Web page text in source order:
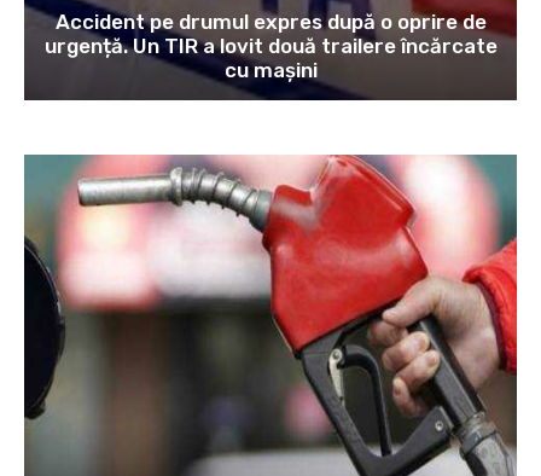
Accident pe drumul expres după o oprire de
urgență. Un TIR a lovit două trailere încărcate
cu mașini